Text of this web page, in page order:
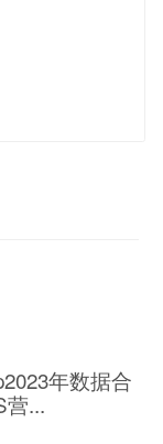
年数据合
营...